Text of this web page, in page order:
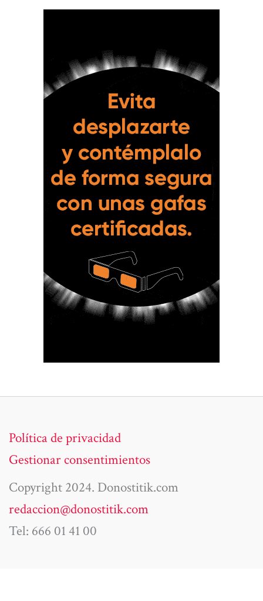
Política de privacidad
Gestionar consentimientos
Copyright 2024. Donostitik.com
redaccion@donostitik.com
Tel: 666 01 41 00